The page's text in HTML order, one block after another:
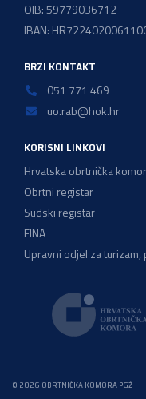
OIB: 59779036712
IBAN:
BRZI KONTAKT
051 771 469
uo.rab@hok.hr
KORISNI LINKOVI
Hrvatska obrtnička
Obrtni registar
Sudski registar
FINA
Upravni odjel za
© 2026 OBRTNIČKA KOMORA PGŽ